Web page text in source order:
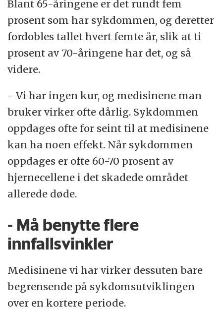
Blant 65-åringene er det rundt fem
prosent som har sykdommen, og deretter
fordobles tallet hvert femte år, slik at ti
prosent av 70-åringene har det, og så
videre.
- Vi har ingen kur, og medisinene man
bruker virker ofte dårlig. Sykdommen
oppdages ofte for seint til at medisinene
kan ha noen effekt. Når sykdommen
oppdages er ofte 60-70 prosent av
hjernecellene i det skadede området
allerede døde.
- Må benytte flere
innfallsvinkler
Medisinene vi har virker dessuten bare
begrensende på sykdomsutviklingen
over en kortere periode.